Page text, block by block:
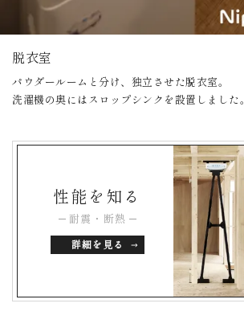
脱衣室
パウダールームと分け、独立させた脱衣室。
洗濯機の奥にはスロップシンクを設置しました。
性能を知る
耐震・断熱
詳細を見る